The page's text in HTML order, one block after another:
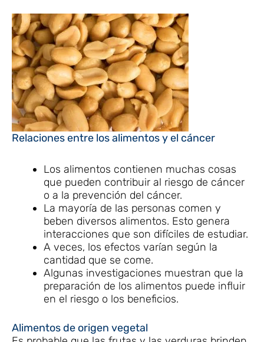
Relaciones entre los alimentos y el cáncer
Los alimentos contienen muchas cosas
que pueden contribuir al riesgo de cáncer
o a la prevención del cáncer.
La mayoría de las personas comen y
beben diversos alimentos. Esto genera
interacciones que son difíciles de estudiar.
A veces, los efectos varían según la
cantidad que se come.
Algunas investigaciones muestran que la
preparación de los alimentos puede influir
en el riesgo o los beneficios.
Alimentos de origen vegetal